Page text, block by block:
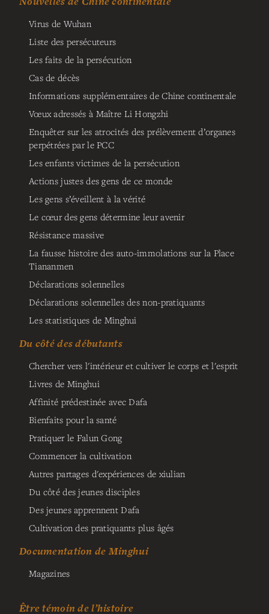
Virus de Wuhan
Liste des persécuteurs
Les faits de la persécution
Cas de décès
Informations supplémentaires de Chine continentale
Vœux adressés à Maître Li Hongzhi
Enquêter sur les atrocités des prélèvement d’organes
perpétrées par le PCC
Les enfants victimes de la persécution
Actions justes des gens de ce monde
Les gens s’éveillent à la vérité
Le cœur des gens détermine leur avenir
Résistance massive
La fausse histoire des auto-immolations sur la Place
Tiananmen
Déclarations solennelles
Déclarations solennelles des non-pratiquants
Les statistiques de Minghui
Du côté des débutants
Chercher vers l'intérieur et cultiver le corps et l'esprit
Livres de Minghui
Affinité prédestinée avec Dafa
Bienfaits pour la santé
Pratiquer le Falun Gong
Commencer la cultivation
Autres partages d'expériences de xiulian
Du côté des jeunes disciples
Des jeunes apprennent Dafa
Cultivation des pratiquants plus âgés
Documentation de Minghui
Magazines
Être témoin de l’histoire